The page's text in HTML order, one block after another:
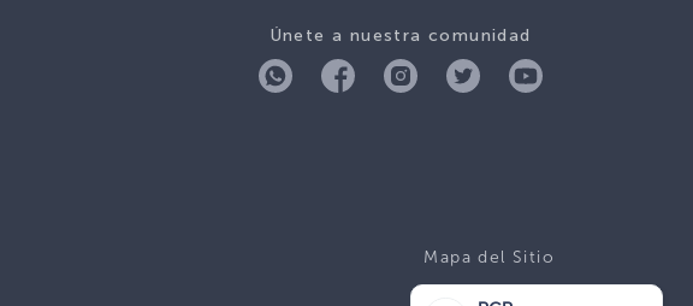
Únete a nuestra comunidad
Mapa del Sitio